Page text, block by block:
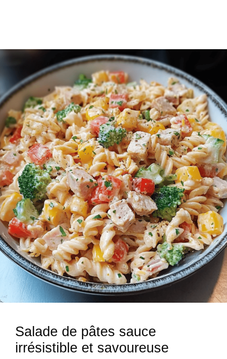
Salade de pâtes sauce
irrésistible et savoureuse